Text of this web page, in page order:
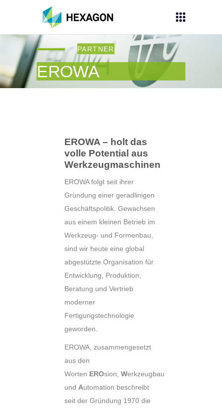
PARTNER
EROWA
EROWA – holt das
volle Potential aus
Werkzeugmaschinen
EROWA folgt seit ihrer
Gründung einer geradlinigen
Geschäftspolitik. Gewachsen
aus einem kleinen Betrieb im
Werkzeug- und Formenbau,
sind wir heute eine global
abgestützte Organisation für
Entwicklung, Produktion,
Beratung und Vertrieb
moderner
Fertigungstechnologie
geworden.
EROWA, zusammengesetzt
aus den
Worten EROsion, Werkzeugbau
und Automation beschreibt
seit der Gründung 1970 die